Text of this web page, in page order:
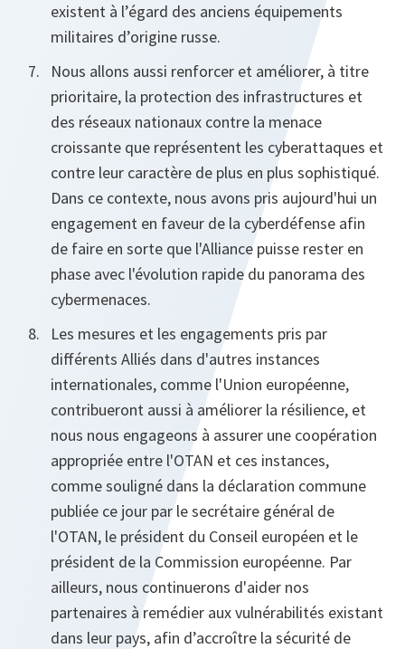
existent à l’égard des anciens équipements
militaires d’origine russe.
Nous allons aussi renforcer et améliorer, à titre
prioritaire, la protection des infrastructures et
des réseaux nationaux contre la menace
croissante que représentent les cyberattaques et
contre leur caractère de plus en plus sophistiqué.
Dans ce contexte, nous avons pris aujourd'hui un
engagement en faveur de la cyberdéfense afin
de faire en sorte que l'Alliance puisse rester en
phase avec l'évolution rapide du panorama des
cybermenaces.
Les mesures et les engagements pris par
différents Alliés dans d'autres instances
internationales, comme l'Union européenne,
contribueront aussi à améliorer la résilience, et
nous nous engageons à assurer une coopération
appropriée entre l'OTAN et ces instances,
comme souligné dans la déclaration commune
publiée ce jour par le secrétaire général de
l'OTAN, le président du Conseil européen et le
président de la Commission européenne. Par
ailleurs, nous continuerons d'aider nos
partenaires à remédier aux vulnérabilités existant
dans leur pays, afin d’accroître la sécurité de